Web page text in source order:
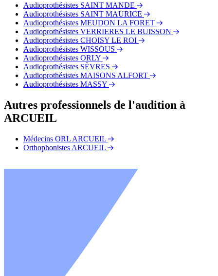
Audioprothésistes SAINT MANDE
Audioprothésistes SAINT MAURICE
Audioprothésistes MEUDON LA FORET
Audioprothésistes VERRIERES LE BUISSON
Audioprothésistes CHOISY LE ROI
Audioprothésistes WISSOUS
Audioprothésistes ORLY
Audioprothésistes SÈVRES
Audioprothésistes MAISONS ALFORT
Audioprothésistes MASSY
Autres professionnels de l'audition à
ARCUEIL
Médecins ORL ARCUEIL
Orthophonistes ARCUEIL